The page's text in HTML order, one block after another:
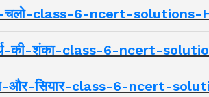
चलो-class-6-ncert-solutions-
की-शंका-class-6-ncert-
और-सियार-class-6-ncert-